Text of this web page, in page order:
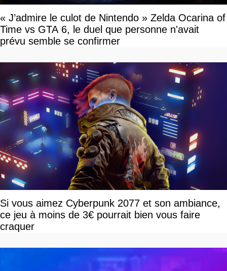
« J’admire le culot de Nintendo » Zelda Ocarina of
Time vs GTA 6, le duel que personne n'avait
prévu semble se confirmer
Si vous aimez Cyberpunk 2077 et son ambiance,
ce jeu à moins de 3€ pourrait bien vous faire
craquer